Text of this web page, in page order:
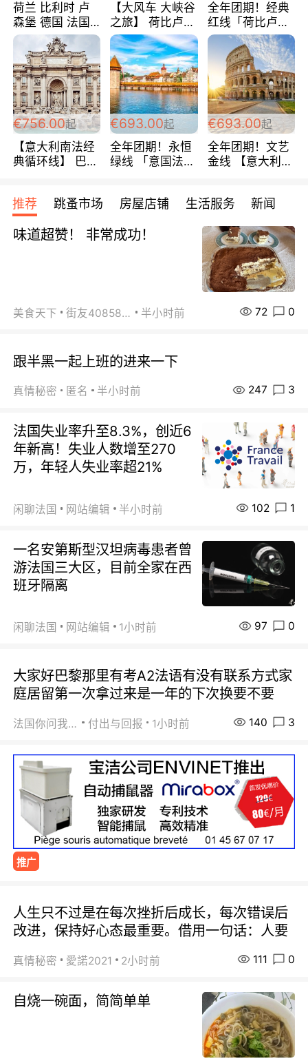
荷兰 比利时 卢
森堡 德国 法国
超爽玩遍西欧 循
环线 全程四星宾
馆 108欧/人/天
【大风车 大峡谷
之旅】 荷比卢德
法 巴黎上下 经
典五国四日游
488欧/人
全年团期！经典
红线「荷比卢德
法」七天循环 五
国 仅售99欧/人/
天！巴黎上下！
包拼房~
€756.00起
【意大利南法经
典循环线】 巴黎
宾馆 108欧/天起
全程756欧/位
€693.00起
全年团期！永恒
绿线 「意国法
欧/天起 ~包拼房
€693.00起
全年团期！文艺
金线 【意大利一
每周铁发！
推荐 跳蚤市场 房屋店铺 生活服务 新闻
味道超赞！ 非常成功！
美食天下 街友40858442 半小时前 72 0
跟半黑一起上班的进来一下
真情秘密 匿名 半小时前 247 3
法国失业率升至8.3%，创近6
年新高！失业人数增至270
万，年轻人失业率超21%
闲聊法国 网站编辑 半小时前 102 1
一名安第斯型汉坦病毒患者曾
游法国三大区，目前全家在西
班牙隔离
闲聊法国 网站编辑 1小时前 97 0
大家好巴黎那里有考A2法语有没有联系方式家
庭居留第一次拿过来是一年的下次换要不要
法国你问我答 付出与回报 1小时前 140 3
推广
人生只不过是在每次挫折后成长，每次错误后
改进，保持好心态最重要。借用一句话：人要
真情秘密 愛諾2021 2小时前 111 0
自烧一碗面，简简单单